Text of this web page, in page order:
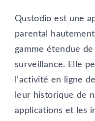
Qustodio est une
parental
gamme étendue
surveillance. Elle
l’activité en ligne
leur historique de
applications et les